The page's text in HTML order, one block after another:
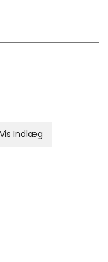
Vis Indlæg